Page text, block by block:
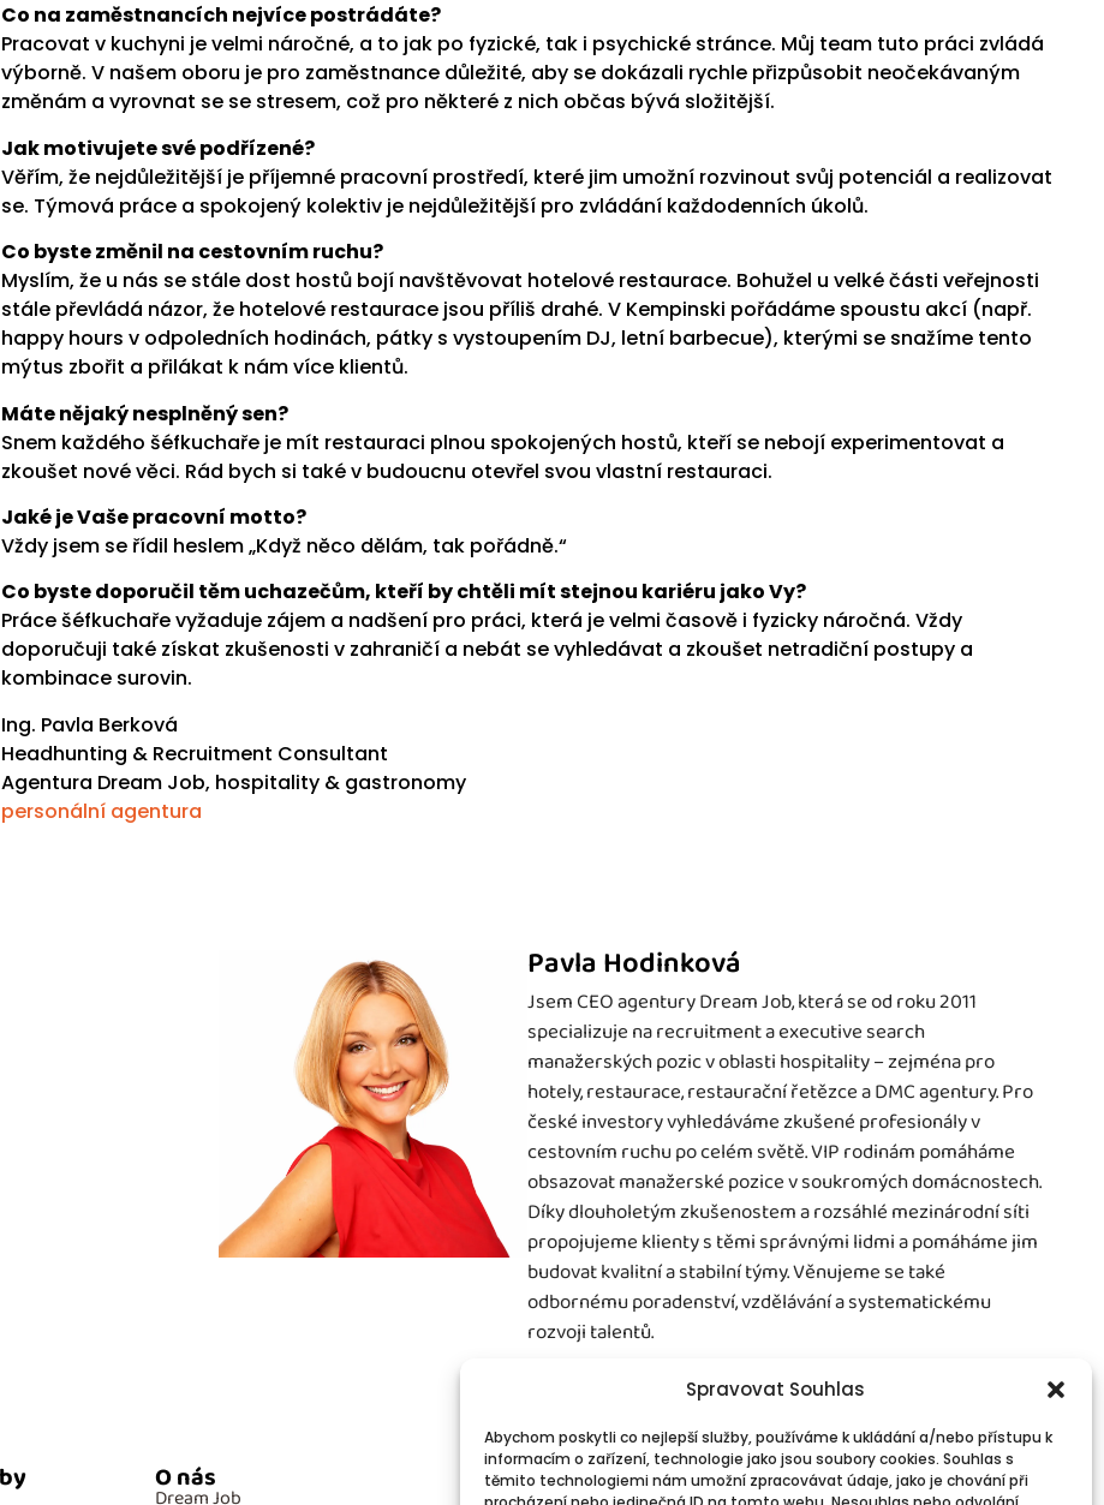
Spravovat Souhlas
Abychom poskytli co nejlepší služby, používáme k ukládání a/nebo přístupu k
informacím o zařízení, technologie jako jsou soubory cookies. Souhlas s
těmito technologiemi nám umožní zpracovávat údaje, jako je chování při
Co na zamĕstnancích nejvíce postrádáte?
Pracovat v kuchyni je velmi náročné, a to jak po fyzické, tak i psychické stránce. Můj team tuto práci zvládá
výbornĕ. V našem oboru je pro zamĕstnance důležité, aby se dokázali rychle přizpůsobit neočekávaným
zmĕnám a vyrovnat se se stresem, což pro nĕkteré z nich občas bývá složitĕjší.
Jak motivujete své podřízené?
Vĕřím, že nejdůležitĕjší je příjemné pracovní prostředí, které jim umožní rozvinout svůj potenciál a realizovat
se. Týmová práce a spokojený kolektiv je nejdůležitĕjší pro zvládání každodenních úkolů.
Co byste zmĕnil na cestovním ruchu?
Myslím, že u nás se stále dost hostů bojí navštĕvovat hotelové restaurace. Bohužel u velké části veřejnosti
stále převládá názor, že hotelové restaurace jsou příliš drahé. V Kempinski pořádáme spoustu akcí (např.
happy hours v odpoledních hodinách, pátky s vystoupením DJ, letní barbecue), kterými se snažíme tento
mýtus zbořit a přilákat k nám více klientů.
Máte nĕjaký nesplnĕný sen?
Snem každého šéfkuchaře je mít restauraci plnou spokojených hostů, kteří se nebojí experimentovat a
zkoušet nové vĕci. Rád bych si také v budoucnu otevřel svou vlastní restauraci.
Jaké je Vaše pracovní motto?
Vždy jsem se řídil heslem „Když nĕco dĕlám, tak pořádnĕ.“
Co byste doporučil tĕm uchazečům, kteří by chtĕli mít stejnou kariéru jako Vy?
Práce šéfkuchaře vyžaduje zájem a nadšení pro práci, která je velmi časovĕ i fyzicky náročná. Vždy
doporučuji také získat zkušenosti v zahraničí a nebát se vyhledávat a zkoušet netradiční postupy a
kombinace surovin.
Ing. Pavla Berková
Headhunting & Recruitment Consultant
Agentura Dream Job, hospitality & gastronomy
personální agentura
Pavla Hodinková
Jsem CEO agentury Dream Job, která se od roku 2011
specializuje na recruitment a executive search
manažerských pozic v oblasti hospitality – zejména pro
hotely, restaurace, restaurační řetězce a DMC agentury. Pro
české investory vyhledáváme zkušené profesionály v
cestovním ruchu po celém světě. VIP rodinám pomáháme
obsazovat manažerské pozice v soukromých domácnostech.
Díky dlouholetým zkušenostem a rozsáhlé mezinárodní síti
propojujeme klienty s těmi správnými lidmi a pomáháme jim
budovat kvalitní a stabilní týmy. Věnujeme se také
odbornému poradenství, vzdělávání a systematickému
rozvoji talentů.
O nás
Dream Job
Povinné informace
GDPR
Spojte se s námi!
Kontakty